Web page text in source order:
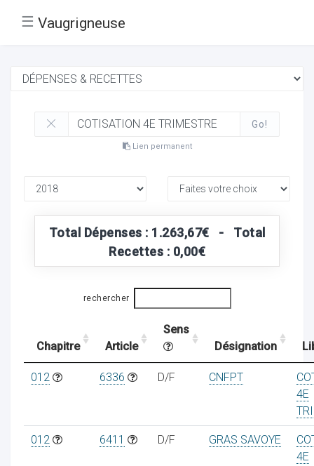
☰ Vaugrigneuse
Go!
Lien permanent
Total Dépenses : 1.263,67€ - Total
Recettes : 0,00€
rechercher
Chapitre Article
Sens
Désignation
012 6336 D/F CNFPT
4E
012 6411 D/F GRAS SAVOYE
4E